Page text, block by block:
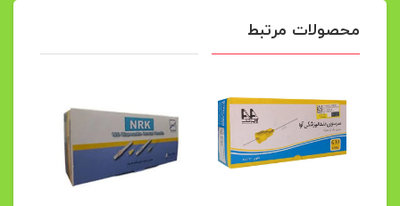
محصولات مرتبط